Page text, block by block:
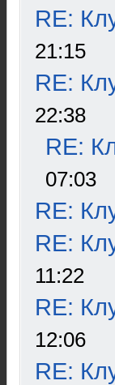
RE:
21:15
RE:
22:38
RE:
07:03
RE:
RE:
11:22
RE:
12:06
RE: